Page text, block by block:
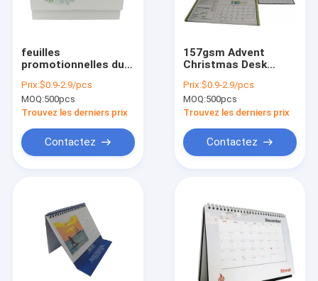
feuilles
promotionnelles du
CMYK de calendrier
de bureau de carton
de la famille 300gsm
Prix:$0.9-2.9/pcs
MOQ:500pcs
Trouvez les derniers prix
Contactez
157gsm Advent
Christmas Desk
24×28cm imprimés
colorés
Prix:$0.9-2.9/pcs
MOQ:500pcs
Trouvez les derniers prix
Contactez